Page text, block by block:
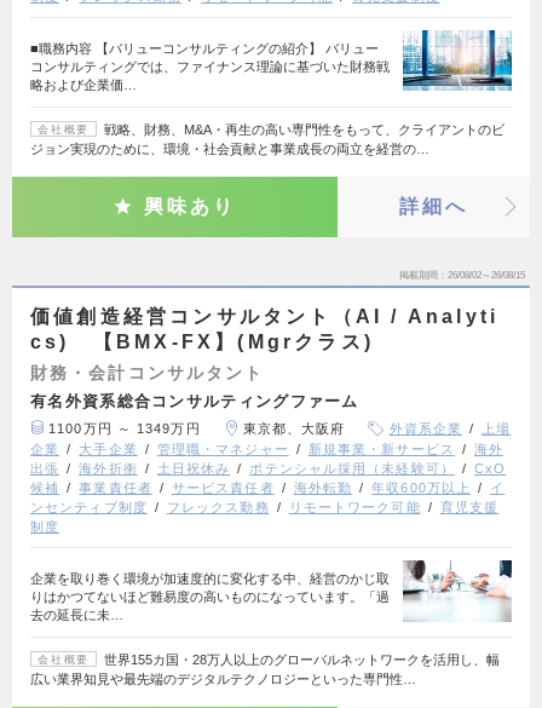
■職務内容 【バリューコンサルティングの紹介】 バリュー
コンサルティングでは、ファイナンス理論に基づいた財務戦
略および企業価…
会社概要
戦略、財務、M&A・再生の高い専門性をもって、クライアントのビ
ジョン実現のために、環境・社会貢献と事業成長の両立を経営の…
興味あり 詳細へ
掲載期間 26/08/02～26/08/15
価値創造経営コンサルタント（AI / Analyti
cs) 【BMX-FX】(Mgrクラス)
財務・会計コンサルタント
有名外資系総合コンサルティングファーム
1100万円 ～ 1349万円 東京都、大阪府 外資系企業
上場
企業
大手企業 管理職・マネジャー 新規事業・新サービス
海外
出張
海外折衝 土日祝休み ポテンシャル採用（未経験可）
CxO
候補
事業責任者 サービス責任者 海外転勤 年収600万以上
イ
ンセンティブ制度
フレックス勤務 リモートワーク可能
育児支援
制度
企業を取り巻く環境が加速度的に変化する中、経営のかじ取
りはかつてないほど難易度の高いものになっています。「過
去の延長に未…
会社概要
世界155カ国・28万人以上のグローバルネットワークを活用し、幅
広い業界知見や最先端のデジタルテクノロジーといった専門性…